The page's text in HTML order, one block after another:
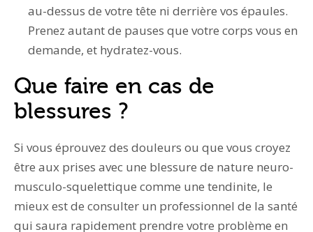
au-dessus de votre tête ni derrière vos épaules.
Prenez autant de pauses que votre corps vous en
demande, et hydratez-vous.
Que faire en cas de
blessures ?
Si vous éprouvez des douleurs ou que vous croyez
être aux prises avec une blessure de nature neuro-
musculo-squelettique comme une tendinite, le
mieux est de consulter un professionnel de la santé
qui saura rapidement prendre votre problème en